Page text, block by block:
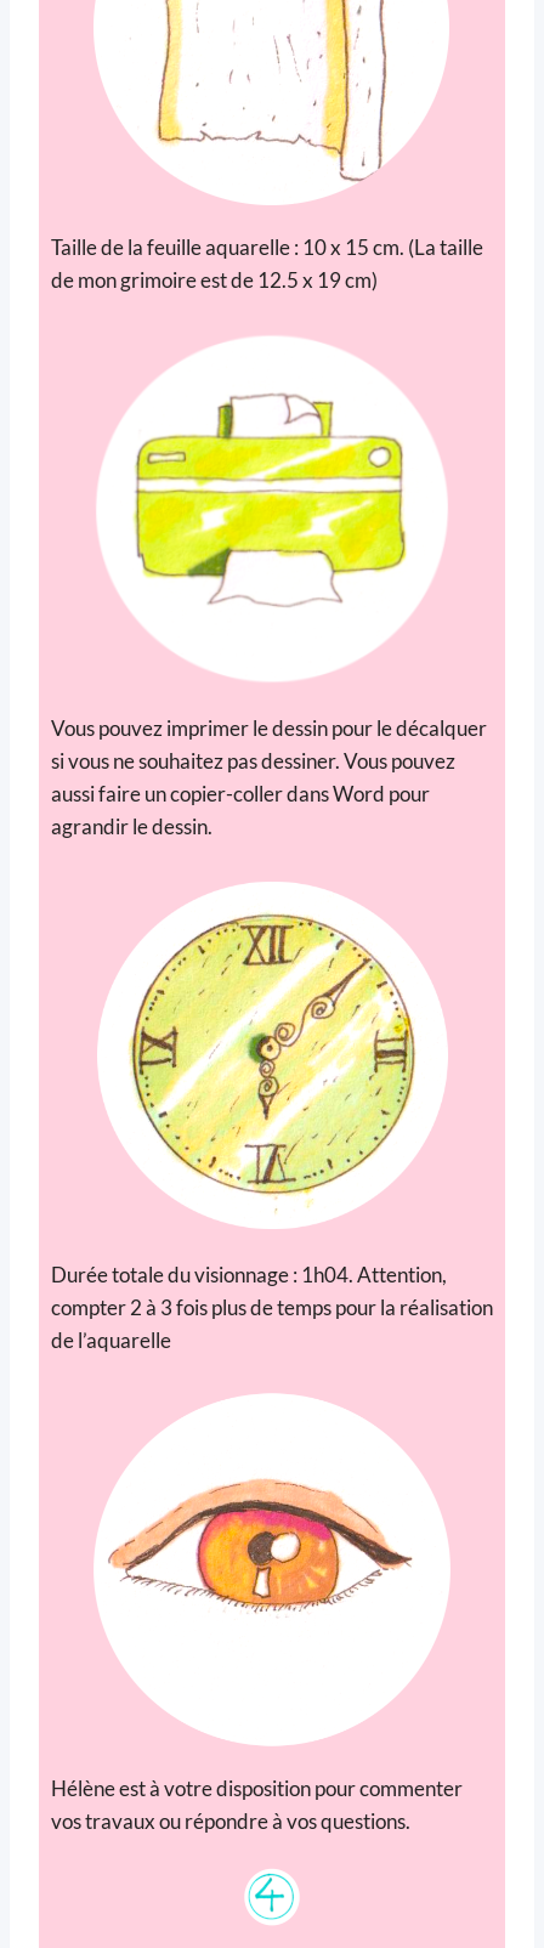
Taille de la feuille aquarelle : 10 x 15 cm. (La taille
de mon grimoire est de 12.5 x 19 cm)
Vous pouvez imprimer le dessin pour le décalquer
si vous ne souhaitez pas dessiner. Vous pouvez
aussi faire un copier-coller dans Word pour
agrandir le dessin.
Durée totale du visionnage : 1h04. Attention,
compter 2 à 3 fois plus de temps pour la réalisation
de l’aquarelle
Hélène est à votre disposition pour commenter
vos travaux ou répondre à vos questions.